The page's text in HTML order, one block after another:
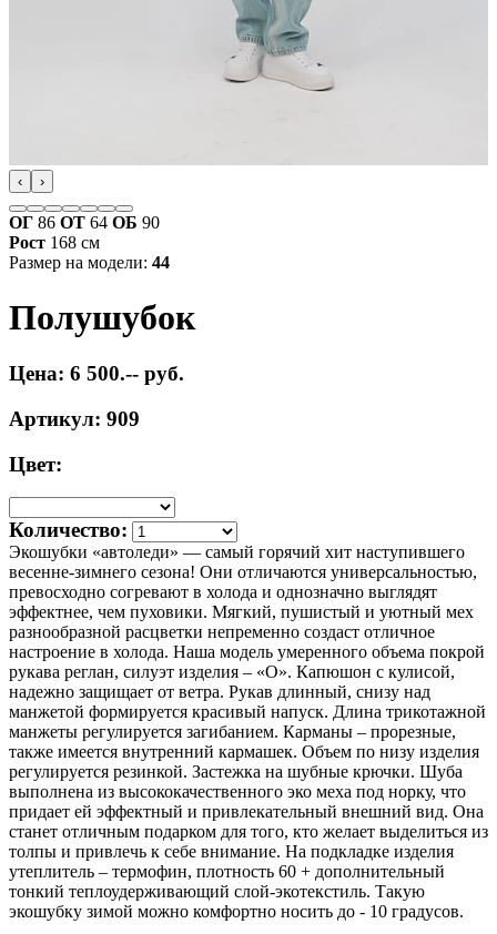
‹ ›
ОГ 86 ОТ 64 ОБ 90
Рост 168 см
Размер на модели: 44
Полушубок
Цена: 6 500.-- руб.
Артикул: 909
Цвет:
Количество:
Экошубки «автоледи» — самый горячий хит наступившего
весенне-зимнего сезона! Они отличаются универсальностью,
превосходно согревают в холода и однозначно выглядят
эффектнее, чем пуховики. Мягкий, пушистый и уютный мех
разнообразной расцветки непременно создаст отличное
настроение в холода. Наша модель умеренного объема покрой
рукава реглан, силуэт изделия – «О». Капюшон с кулисой,
надежно защищает от ветра. Рукав длинный, снизу над
манжетой формируется красивый напуск. Длина трикотажной
манжеты регулируется загибанием. Карманы – прорезные,
также имеется внутренний кармашек. Объем по низу изделия
регулируется резинкой. Застежка на шубные крючки. Шуба
выполнена из высококачественного эко меха под норку, что
придает ей эффектный и привлекательный внешний вид. Она
станет отличным подарком для того, кто желает выделиться из
толпы и привлечь к себе внимание. На подкладке изделия
утеплитель – термофин, плотность 60 + дополнительный
тонкий теплоудерживающий слой-экотекстиль. Такую
экошубку зимой можно комфортно носить до - 10 градусов.